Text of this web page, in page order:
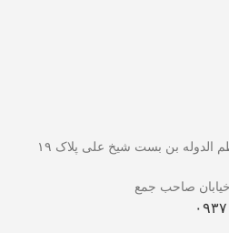
الدوله بن بست شیخ علی پلاک ۱۹
صاحب جمع